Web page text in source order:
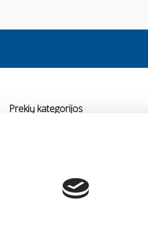
Prekių kategorijos
Oro kondicionavimas ir vėdinimas
Vidaus vandentiekis ir nuotekos